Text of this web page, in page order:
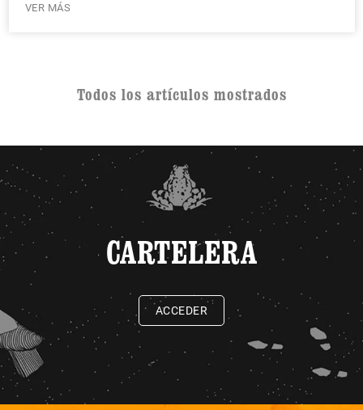
VER MÁS
Todos los artículos mostrados
CARTELERA
ACCEDER